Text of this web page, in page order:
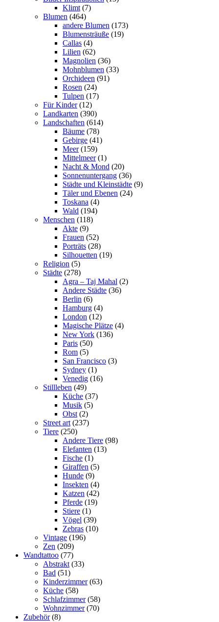
Klimt (7)
Blumen (464)
andere Blumen (173)
Blumensträuße (19)
Callas (4)
Lilien (62)
Magnolien (36)
Mohnblumen (33)
Orchideen (91)
Rosen (24)
Tulpen (17)
Für Kinder (12)
Landkarten (390)
Landschaften (614)
Bäume (78)
Gebirge (41)
Meer (159)
Mittelmeer (1)
Nacht & Mond (20)
Sonnenuntergang (36)
Städte und Kleinstädte (9)
Täler und Ebenen (24)
Toskana (4)
Wald (194)
Menschen (118)
Akte (9)
Frauen (52)
Porträts (28)
Silhouetten (19)
Religion (5)
Städte (278)
Agra – Taj Mahal (2)
Andere Städte (36)
Berlin (6)
Hamburg (4)
London (12)
Magische Plätze (4)
New York (136)
Paris (50)
Rom (5)
San Francisco (3)
Sydney (1)
Venedig (16)
Stillleben (49)
Küche (37)
Musik (5)
Obst (2)
Street art (237)
Tiere (250)
Andere Tiere (98)
Elefanten (13)
Fische (1)
Giraffen (5)
Hunde (9)
Insekten (4)
Katzen (42)
Pferde (19)
Stiere (1)
Vögel (39)
Zebras (10)
Vintage (196)
Zen (209)
Wandtattoo (77)
Abstrakt (33)
Bad (51)
Kinderzimmer (63)
Küche (58)
Schlafzimmer (58)
Wohnzimmer (70)
Zubehör (8)